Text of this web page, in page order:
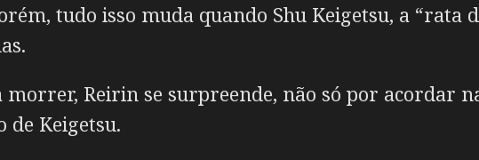
tudo isso muda quando Shu Keigetsu, a “rata
Reirin se surpreende, não só por acordar
de Keigetsu.